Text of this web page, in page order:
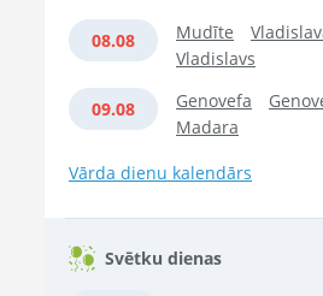
08.08 Mudīte
Vladislavs
09.08 Genovefa
Madara
Vārda dienu kalendārs
Svētku dienas